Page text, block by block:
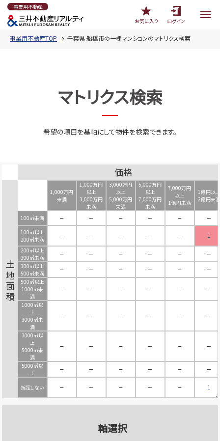
事業用不動産
お気に入り
ログイン
事業用不動産TOP 千葉県 船橋市の一棟マンションのマトリクス検索
マトリクス検索
希望の項目を基軸にして物件を検索できます。
価格
土地面積
1,000万円
未満
1,000万円
以上
3,000万円
未満
3,000万円
以上
5,000万円
未満
5,000万円
以上
7,000万円
未満
7,000万円
以上
1億円未満
1億円以上
2億円未満
100㎡未満 － － － － －
－
100㎡以上
200㎡未満
－ － － － －
1
200㎡以上
300㎡未満
－ － － － －
－
300㎡以上
500㎡未満
－ － － － －
－
500㎡以上
1000㎡未
満
－ － － － － －
1000㎡以
上
3000㎡未
満
－ － － － － －
3000㎡以
上
5000㎡未
満
－ － － － － －
5000㎡以
上
－ － － － － －
指定しない － － － － － 1
軸選択